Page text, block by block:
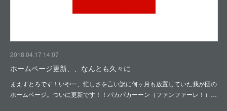
2018.04.17 14:07
ホームページ更新、、なんとも久々に
まえすとろです！いやー、忙しさを言い訳に何ヶ月も放置していた我が団の
ホームページ。ついに更新です！！パカパカーーン（ファンファーレ！）…